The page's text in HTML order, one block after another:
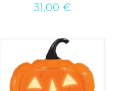
31,00 €